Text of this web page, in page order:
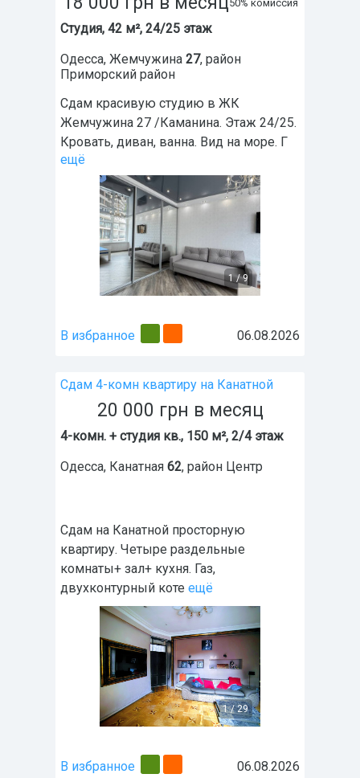
50% комиссия
Студия, 42 м², 24/25 этаж
Одесса, Жемчужина 27, район
Приморский район
Сдам красивую студию в ЖК
Жемчужина 27 /Каманина. Этаж 24/25.
Кровать, диван, ванна. Вид на море. Г
ещё
1/9
В избранное 06.08.2026
Сдам 4-комн квартиру на Канатной
20 000 грн в месяц
4-комн. + студия кв., 150 м², 2/4 этаж
Одесса, Канатная 62, район Центр
Сдам на Канатной просторную
квартиру. Четыре раздельные
комнаты+ зал+ кухня. Газ,
двухконтурный коте ещё
1/29
В избранное 06.08.2026